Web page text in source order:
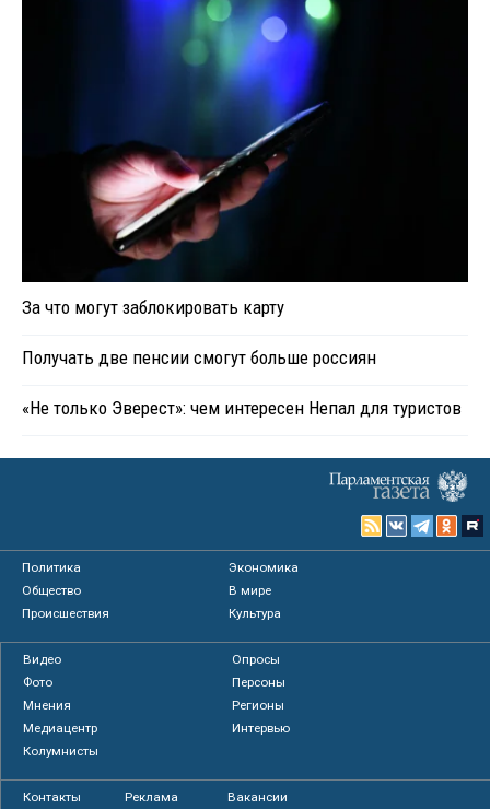
За что могут заблокировать карту
Получать две пенсии смогут больше россиян
«Не только Эверест»: чем интересен Непал для туристов
Политика
Экономика
Общество
В мире
Происшествия
Культура
Видео
Опросы
Фото
Персоны
Мнения
Регионы
Медиацентр
Интервью
Колумнисты
Контакты Реклама Вакансии